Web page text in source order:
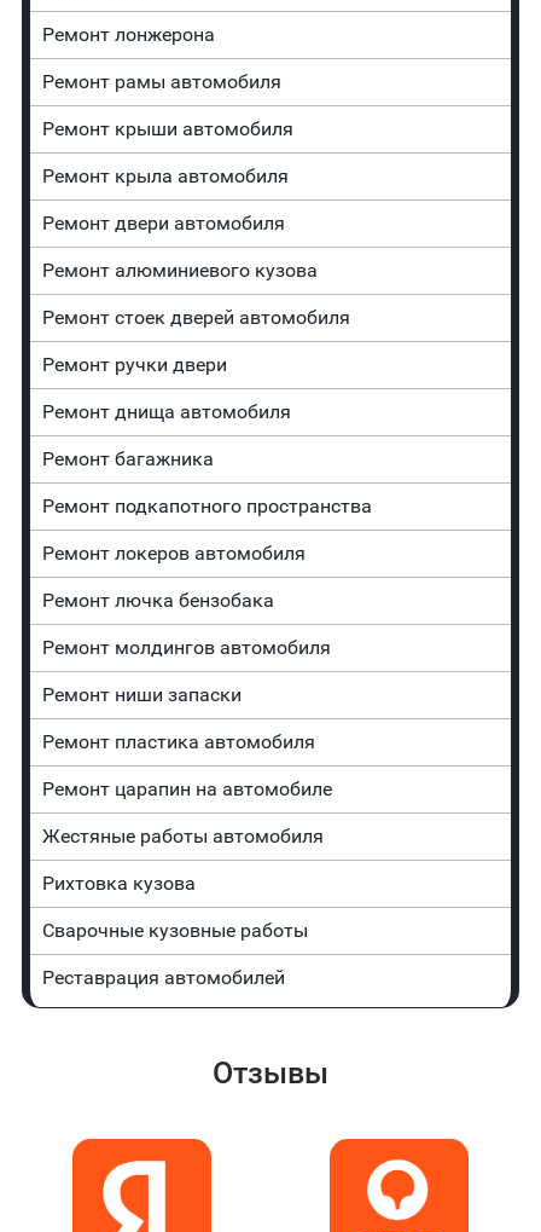
Ремонт лонжерона
Ремонт рамы автомобиля
Ремонт крыши автомобиля
Ремонт крыла автомобиля
Ремонт двери автомобиля
Ремонт алюминиевого кузова
Ремонт стоек дверей автомобиля
Ремонт ручки двери
Ремонт днища автомобиля
Ремонт багажника
Ремонт подкапотного пространства
Ремонт лoĸepoв автомобиля
Ремонт лючка бензобака
Ремонт молдингов автомобиля
Ремонт ниши запаски
Ремонт пластика автомобиля
Ремонт царапин на автомобиле
Жестяные работы автомобиля
Рихтовка кузова
Сварочные кузовные работы
Реставрация автомобилей
Отзывы